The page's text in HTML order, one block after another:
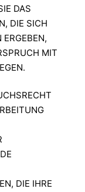
DAS
DIE SICH
MIT
DIE IHRE